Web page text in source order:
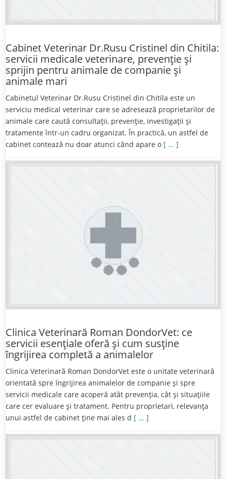
Cabinet Veterinar Dr.Rusu Cristinel din Chitila:
servicii medicale veterinare, prevenție și
sprijin pentru animale de companie și
animale mari
Cabinetul Veterinar Dr.Rusu Cristinel din Chitila este un
serviciu medical veterinar care se adresează proprietarilor de
animale care caută consultații, prevenție, investigații și
tratamente într-un cadru organizat. În practică, un astfel de
cabinet contează nu doar atunci când apare o [ ... ]
Clinica Veterinară Roman DondorVet: ce
servicii esențiale oferă și cum susține
îngrijirea completă a animalelor
Clinica Veterinară Roman DondorVet este o unitate veterinară
orientată spre îngrijirea animalelor de companie și spre
servicii medicale care acoperă atât prevenția, cât și situațiile
care cer evaluare și tratament. Pentru proprietari, relevanța
unui astfel de cabinet ține mai ales d [ ... ]